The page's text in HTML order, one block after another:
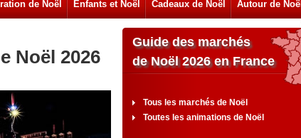
de Noël Enfants et Noël Cadeaux de Noël Autour de Noël
Noël 2026
Guide des marchés
de Noël 2026 en France
Tous les marchés de Noël
Toutes les animations de Noël